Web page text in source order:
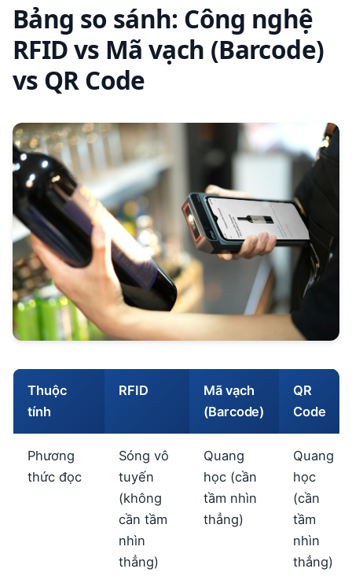
Bảng so sánh: Công nghệ
RFID vs Mã vạch (Barcode)
vs QR Code
Thuộc
tính
RFID
Mã vạch
(Barcode)
QR
Code
Phương
thức đọc
Sóng vô
tuyến
(không
cần tầm
nhìn
thẳng)
Quang
học (cần
tầm nhìn
thẳng)
Quang
học
(cần
tầm
nhìn
thẳng)